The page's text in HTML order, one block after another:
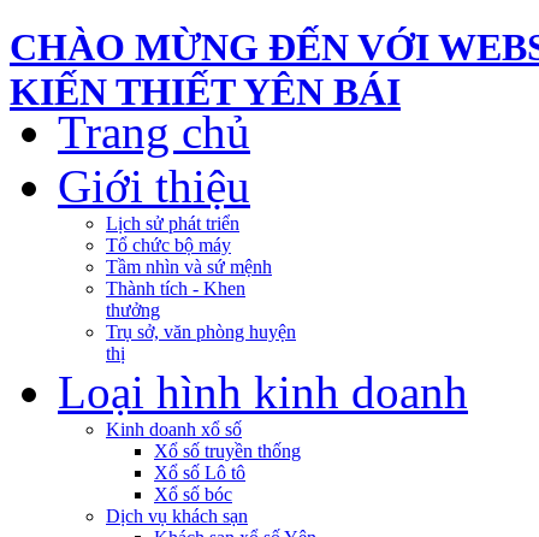
CHÀO MỪNG ĐẾN VỚI
KIẾN THIẾT YÊN BÁI
Trang chủ
Giới thiệu
Lịch sử phát triển
Tổ chức bộ máy
Tầm nhìn và sứ mệnh
Thành tích - Khen
thưởng
Trụ sở, văn phòng huyện
thị
Loại hình kinh doanh
Kinh doanh xổ số
Xổ số truyền thống
Xổ số Lô tô
Xổ số bóc
Dịch vụ khách sạn